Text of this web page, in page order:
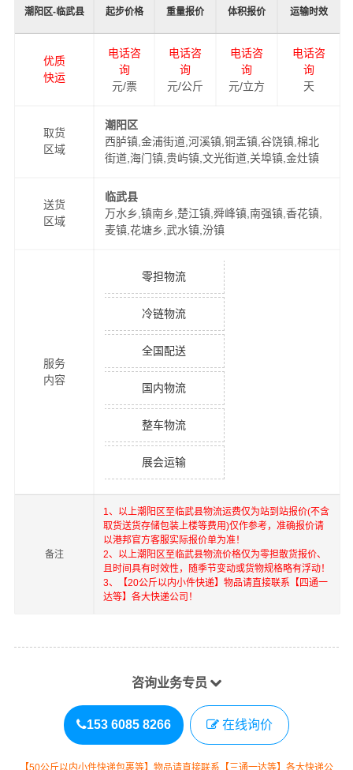
潮阳区-临武县 起步价格 重量报价 体积报价 运输时效
优质
快运
电话咨
询
元/票
电话咨
询
元/公斤
电话咨
询
元/立方
电话咨
询
天
取货
区域
潮阳区
西胪镇,金浦街道,河溪镇,铜盂镇,谷饶镇,棉北
街道,海门镇,贵屿镇,文光街道,关埠镇,金灶镇
送货
区域
临武县
万水乡,镇南乡,楚江镇,舜峰镇,南强镇,香花镇,
麦镇,花塘乡,武水镇,汾镇
服务
内容
零担物流
冷链物流
全国配送
国内物流
整车物流
展会运输
备注
1、以上潮阳区 至临武县物流运费仅为站到站报价(不含
取货送货存储包装上楼等费用)仅作参考，准确报价请
以港邦官方客服实际报价单为准！
2、以上潮阳区 至临武县物流价格仅为零担散货报价、
且时间具有时效性，随季节变动或货物规格略有浮动！
3、【20公斤以内小件快递】物品请直接联系【四通一
达等】各大快递公司！
咨询业务专员
153 6085 8266 在线询价
【50公斤以内小件快递包裹等】物品请直接联系【三通一达等】各大快递公